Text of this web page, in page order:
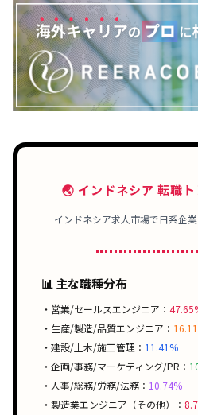
🌏 インドネシア 転職
インドネシア求人市場で日系企
📊 主な職種分布
・営業/セールスエンジニア：
・生産/製造/品質エンジニア：
・建設/土木/施工管理： 11.41%
・企画/事務/マーケティング/PR：
・人事/総務/労務/法務： 10.74%
・製造業エンジニア（その他）：